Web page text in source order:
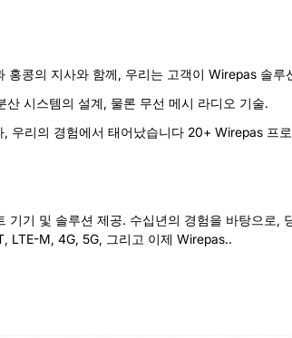
콩의 지사와 함께, 우리는 고객이 Wirepas 솔루
시스템의 설계, 물론 무선 메시 라디오 기술.
리의 경험에서 태어났습니다 20+ Wirepas 프
기 및 솔루션 제공. 수십년의 경험을 바탕으로,
LTE-M, 4G, 5G, 그리고 이제 Wirepas..